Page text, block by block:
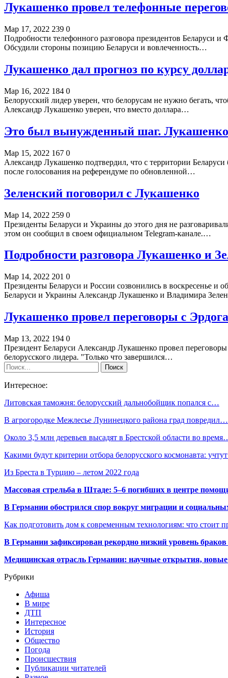
Лукашенко провел телефонные
Мар 17, 2022 239 0
Подробности телефонного разговора президентов Беларуси
Обсудили стороны позицию Беларуси и вовлеченность…
Лукашенко дал прогноз по курсу
Мар 16, 2022 184 0
Белорусский лидер уверен, что белорусам не нужно бегать,
Александр Лукашенко уверен, что вместо доллара…
Это был вынужденный шаг. Лукашенко
Мар 15, 2022 167 0
Александр Лукашенко подтвердил, что с территории
после голосования на референдуме по обновленной…
Зеленский поговорил с Лукашенко
Мар 14, 2022 259 0
Президенты Беларуси и Украины до этого дня не
этом он сообщил в своем официальном Telegram-канале.…
Подробности разговора Лукашенко и
Мар 14, 2022 201 0
Президенты Беларуси и России созвонились в воскресенье и
Беларуси и Украины Александр Лукашенко и Владимира
Лукашенко провел переговоры с
Мар 13, 2022 194 0
Президент Беларуси Александр Лукашенко провел
белорусского лидера. "Только что завершился…
Интересное:
Литовская таможня: белорусский дальнобойщик попался с…
В агрогородке Межлесье Лунинецкого района град повредил…
Около 3,5 млн деревьев высадят в Брестской области во
Какими будут критерии отбора белорусского космонавта:
Из Бреста в Турцию – летом 2022 года
Массовая стрельба в Штаде: 5–6 погибших в центре
В Германии обострился спор вокруг миграции и
Как подготовить дом к современным технологиям: что стоит
В Германии зафиксирован рекордно низкий уровень
Медицинская отрасль Германии: научные открытия,
Рубрики
Афиша
В мире
ДТП
Интересное
История
Общество
Погода
Происшествия
Публикации читателей